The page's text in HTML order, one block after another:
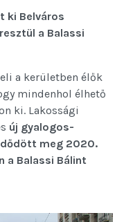
ki Belváros
a Balassi
a kerületben élők
mindenhol élhető
ki. Lakossági
új gyalogos-
meg 2020.
a Balassi Bálint